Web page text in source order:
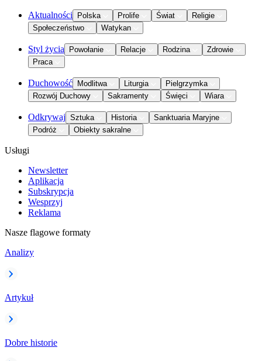
Aktualności Polska Prolife Świat
Religie
Społeczeństwo
Watykan
Styl życia Powołanie Relacje Rodzina
Zdrowie
Praca
Duchowość Modlitwa Liturgia
Pielgrzymka
Rozwój Duchowy
Sakramenty Święci Wiara
Odkrywaj Sztuka Historia
Sanktuaria Maryjne
Podróż
Obiekty sakralne
Usługi
Newsletter
Aplikacja
Subskrypcja
Wesprzyj
Reklama
Nasze flagowe formaty
Analizy
Artykuł
Dobre historie